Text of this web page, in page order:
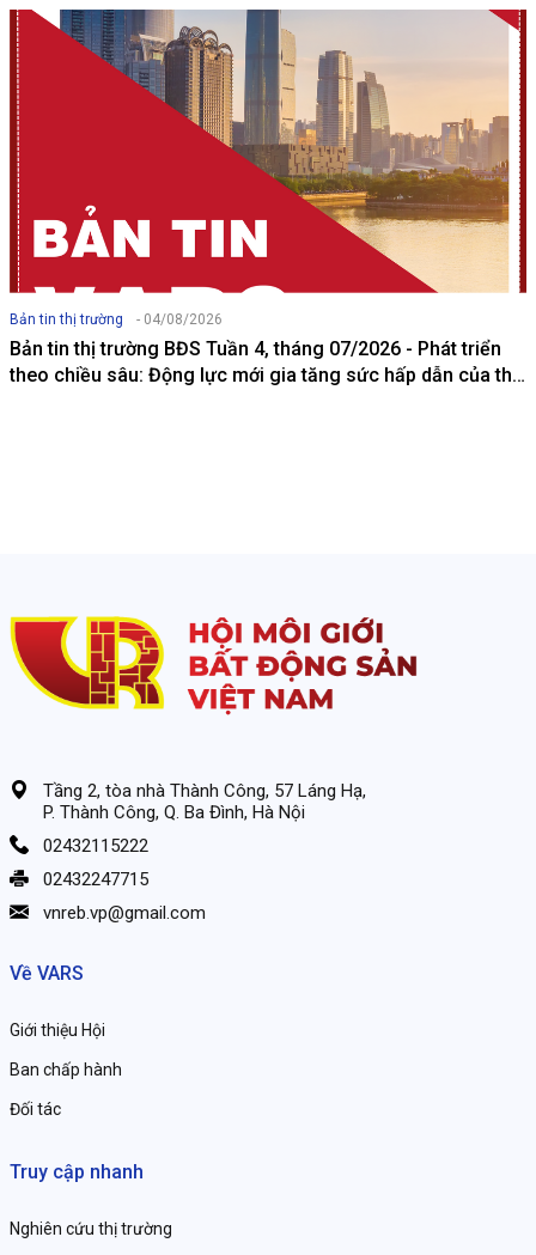
Bản tin thị trường - 04/08/2026
Bản tin thị trường BĐS Tuần 4, tháng 07/2026 - Phát triển
theo chiều sâu: Động lực mới gia tăng sức hấp dẫn của thị
Tầng 2, tòa nhà Thành Công, 57 Láng Hạ,
P. Thành Công, Q. Ba Đình, Hà Nội
02432115222
02432247715
vnreb.vp@gmail.com
Về VARS
Giới thiệu Hội
Ban chấp hành
Đối tác
Truy cập nhanh
Nghiên cứu thị trường